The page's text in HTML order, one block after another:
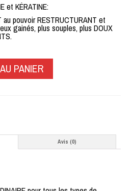
et KÉRATINE:
au pouvoir RESTRUCTURANT et
gainés, plus souples, plus DOUX
PANIER
Avis (0)